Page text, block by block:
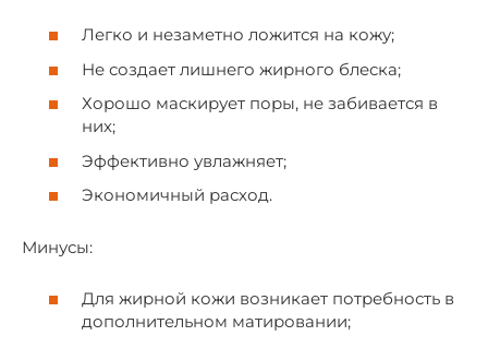
Легко и незаметно ложится на кожу;
Не создает лишнего жирного блеска;
Хорошо маскирует поры, не забивается в
них;
Эффективно увлажняет;
Экономичный расход.
Минусы:
Для жирной кожи возникает потребность в
дополнительном матировании;